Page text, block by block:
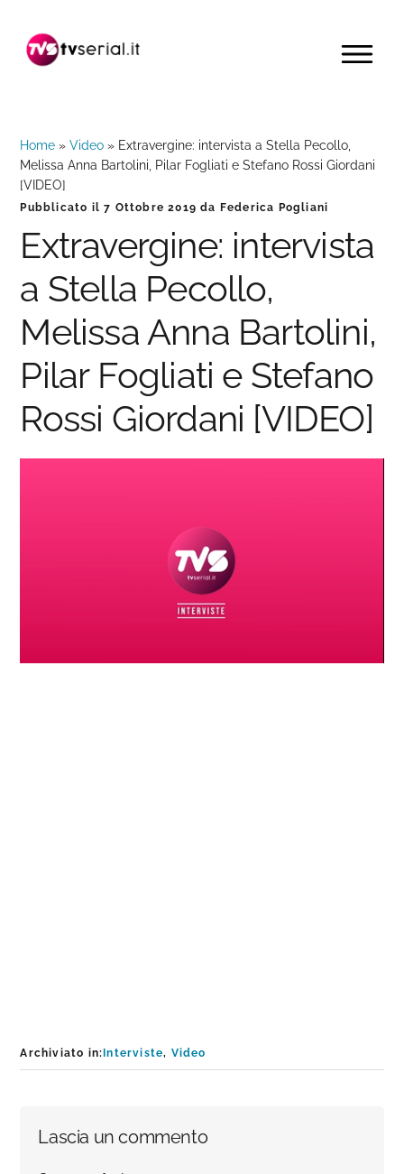
navigazione
contenuto
barra
MENU
Home »Video » Extravergine: intervista a Stella Pecollo,
Melissa Anna Bartolini, Pilar Fogliati e Stefano Rossi Giordani
[VIDEO]
Pubblicato il7 Ottobre 2019 da Federica Pogliani
Extravergine: intervista
a Stella Pecollo,
Melissa Anna Bartolini,
Pilar Fogliati e Stefano
Rossi Giordani [VIDEO]
0%
0%
Archiviato in:Interviste, Video
Interazioni
del
Lascia un commento